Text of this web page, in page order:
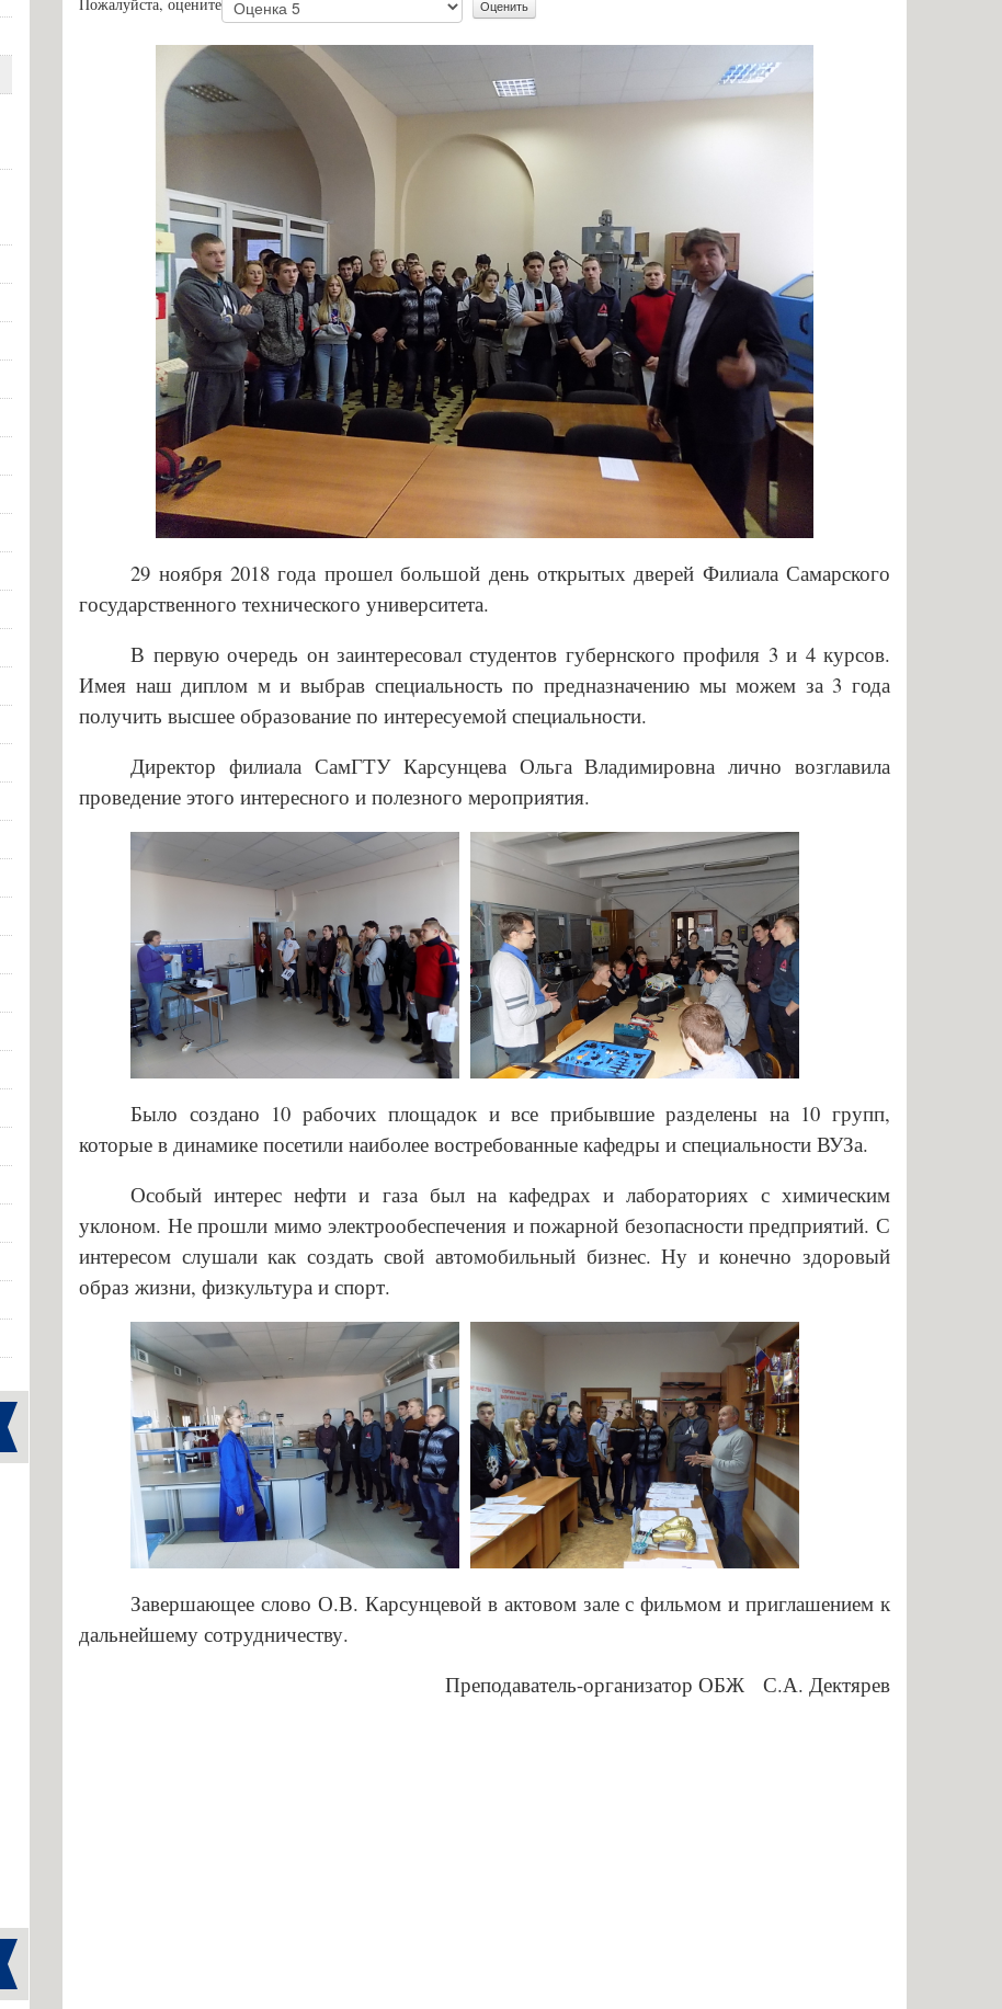
обучающихся
Международное сотрудничество
Организация питания в
образовательной организации
Образовательные стандарты и
требования
с ограниченными возможностями
здоровья
Конкурс заявлений абитуриентов
ГБПОУ «ГК г. СЫЗРАНИ»
Информация для абитуриентов
Вопросы-ответы
Образовательный кредит с
государственной поддержкой
Основание для представления
льгот
Особенности приема
иностранных граждан
Заочное обучение
Дополнительное
Пожалуйста, оцените
29 ноября 2018 года прошел большой день открытых дверей Филиала Самарского
государственного технического университета.
В первую очередь он заинтересовал студентов губернского профиля 3 и 4 курсов.
Имея наш диплом м и выбрав специальность по предназначению мы можем за 3 года
получить высшее образование по интересуемой специальности.
Директор филиала СамГТУ Карсунцева Ольга Владимировна лично возглавила
проведение этого интересного и полезного мероприятия.
Было создано 10 рабочих площадок и все прибывшие разделены на 10 групп,
которые в динамике посетили наиболее востребованные кафедры и специальности ВУЗа.
Особый интерес нефти и газа был на кафедрах и лабораториях с химическим
уклоном. Не прошли мимо электрообеспечения и пожарной безопасности предприятий. С
интересом слушали как создать свой автомобильный бизнес. Ну и конечно здоровый
образ жизни, физкультура и спорт.
Завершающее слово О.В. Карсунцевой в актовом зале с фильмом и приглашением к
дальнейшему сотрудничеству.
Преподаватель-организатор ОБЖ С.А. Дектярев